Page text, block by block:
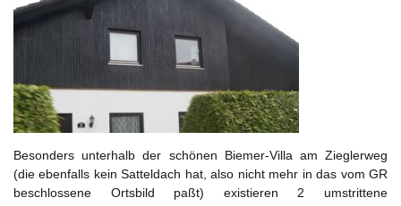
Besonders unterhalb der schönen Biemer-Villa am Zieglerweg
(die ebenfalls kein Satteldach hat, also nicht mehr in das vom GR
beschlossene Ortsbild paßt) existieren 2 umstrittene